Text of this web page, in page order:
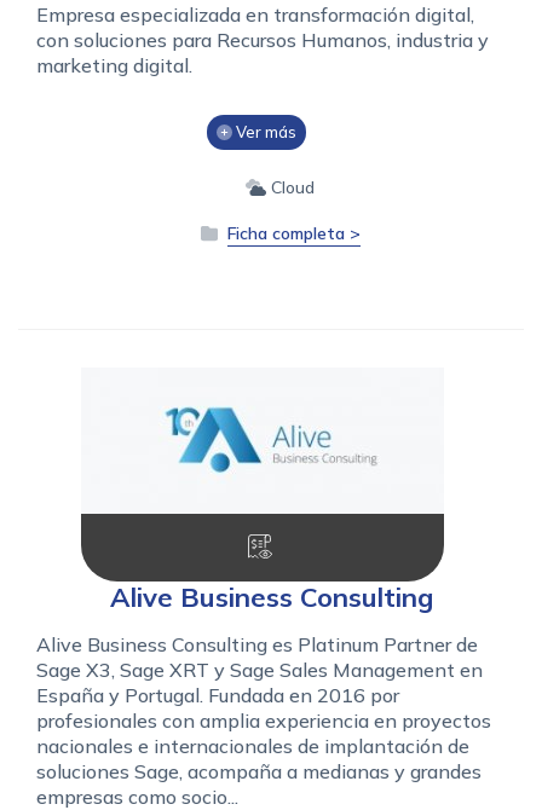
Empresa especializada en transformación digital,
con soluciones para Recursos Humanos, industria y
marketing digital.
Ver más
Cloud
Ficha completa >
Alive Business Consulting
Alive Business Consulting es Platinum Partner de
Sage X3, Sage XRT y Sage Sales Management en
España y Portugal. Fundada en 2016 por
profesionales con amplia experiencia en proyectos
nacionales e internacionales de implantación de
soluciones Sage, acompaña a medianas y grandes
empresas como socio...